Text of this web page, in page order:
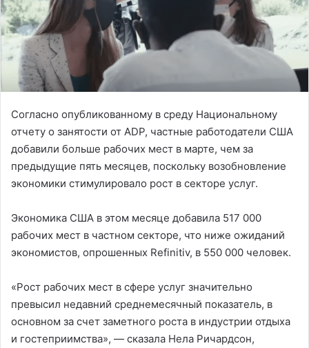
Согласно опубликованному в среду Национальному
отчету о занятости от ADP, частные работодатели США
добавили больше рабочих мест в марте, чем за
предыдущие пять месяцев, поскольку возобновление
экономики стимулировало рост в секторе услуг.
Экономика США в этом месяце добавила 517 000
рабочих мест в частном секторе, что ниже ожиданий
экономистов, опрошенных Refinitiv, в 550 000 человек.
«Рост рабочих мест в сфере услуг значительно
превысил недавний среднемесячный показатель, в
основном за счет заметного роста в индустрии отдыха
и гостеприимства», — сказала Нела Ричардсон,